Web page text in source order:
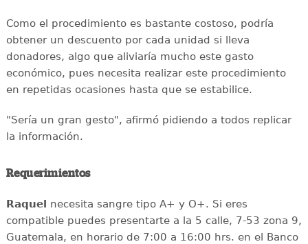
Como el procedimiento es bastante costoso, podría
obtener un descuento por cada unidad si lleva
donadores, algo que aliviaría mucho este gasto
económico, pues necesita realizar este procedimiento
en repetidas ocasiones hasta que se estabilice.
"Sería un gran gesto", afirmó pidiendo a todos replicar
la información.
Requerimientos
Raquel necesita sangre tipo A+ y O+. Si eres
compatible puedes presentarte a la 5 calle, 7-53 zona 9,
Guatemala, en horario de 7:00 a 16:00 hrs. en el Banco